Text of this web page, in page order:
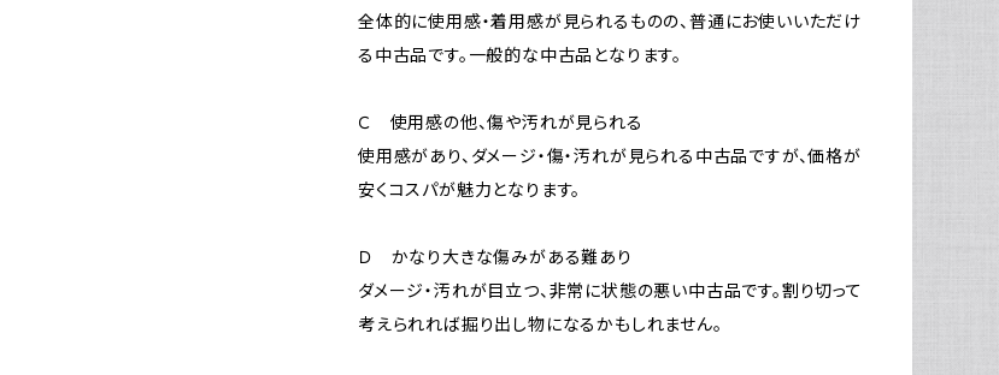
全体的に使用感・着用感が見られるものの、普通にお使いいただけ
る中古品です。一般的な中古品となります。
Ｃ 使用感の他、傷や汚れが見られる
使用感があり、ダメージ・傷・汚れが見られる中古品ですが、価格が
安くコスパが魅力となります。
Ｄ かなり大きな傷みがある難あり
ダメージ・汚れが目立つ、非常に状態の悪い中古品です。割り切って
考えられれば掘り出し物になるかもしれません。